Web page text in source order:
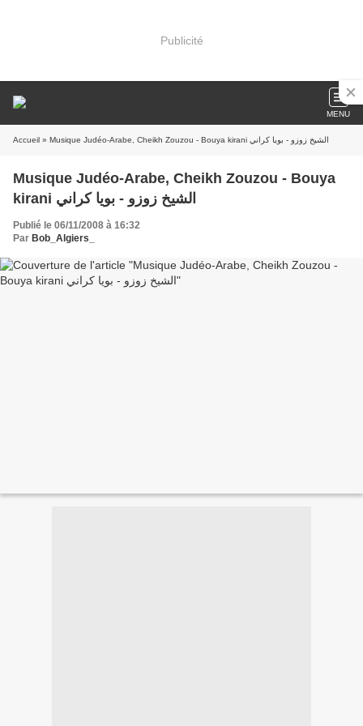
Publicité
MENU
Accueil » Musique Judéo-Arabe, Cheikh Zouzou - Bouya kirani الشيخ زوزو - بويا كراني
Musique Judéo-Arabe, Cheikh Zouzou - Bouya
kirani الشيخ زوزو - بويا كراني
Publié le 06/11/2008 à 16:32
Par Bob_Algiers_